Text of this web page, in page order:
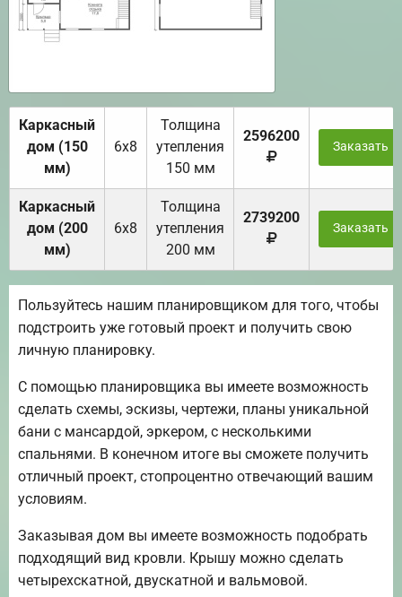
Каркасный
дом (150
мм)
6х8
Толщина
утепления
150 мм
2596200
Заказать
Каркасный
дом (200
мм)
6х8
Толщина
утепления
200 мм
2739200
Заказать
Пользуйтесь нашим планировщиком для того, чтобы
подстроить уже готовый проект и получить свою
личную планировку.
С помощью планировщика вы имеете возможность
сделать схемы, эскизы, чертежи, планы уникальной
бани с мансардой, эркером, с несколькими
спальнями. В конечном итоге вы сможете получить
отличный проект, стопроцентно отвечающий вашим
условиям.
Заказывая дом вы имеете возможность подобрать
подходящий вид кровли. Крышу можно сделать
четырехскатной, двускатной и вальмовой.